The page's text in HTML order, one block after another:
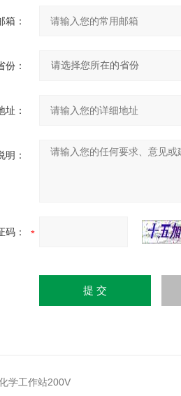
箱：
份：
址：
明：
码：
学工作站200V